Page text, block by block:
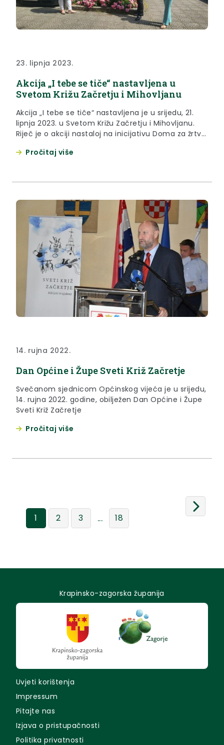
23. lipnja 2023.
Akcija „I tebe se tiče“ nastavljena u
Svetom Križu Začretju i Mihovljanu
Akcija „I tebe se tiče“ nastavljena je u srijedu, 21.
lipnja 2023. u Svetom Križu Začretju i Mihovljanu.
Riječ je o akciji nastaloj na inicijativu Doma za žrtve
Krapinsko-zagorske županije, s ciljem jačanja
Pročitaj više
14. rujna 2022.
Dan Općine i Župe Sveti Križ Začretje
Svečanom sjednicom Općinskog vijeća je u srijedu,
14. rujna 2022. godine, obilježen Dan Općine i Župe
Sveti Križ Začretje
Pročitaj više
1 2 3 ... 18
Krapinsko-zagorska županija
Uvjeti korištenja
Impressum
Pitajte nas
Izjava o pristupačnosti
Politika privatnosti